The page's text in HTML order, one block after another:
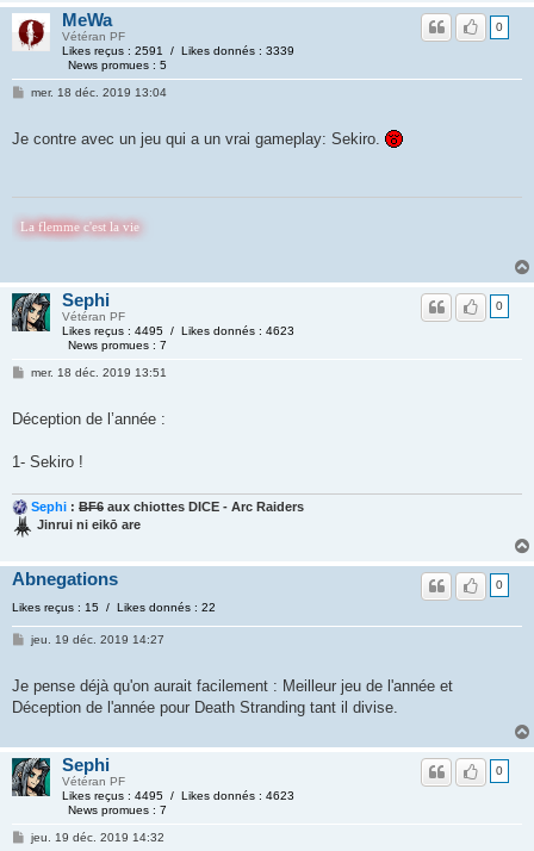
MeWa
Vétéran PF
Likes reçus : 2591 / Likes donnés : 3339
News promues : 5
0
mer. 18 déc. 2019 13:04
Je contre avec un jeu qui a un vrai gameplay: Sekiro.
c'est la vie
Sephi
Vétéran PF
Likes reçus : 4495 / Likes donnés : 4623
News promues : 7
0
mer. 18 déc. 2019 13:51
Déception de l’année :
1- Sekiro !
Sephi : BF6 aux chiottes DICE - Arc Raiders
Jinrui ni eikō are
Abnegations
Likes reçus : 15 / Likes donnés : 22
0
jeu. 19 déc. 2019 14:27
Je pense déjà qu'on aurait facilement : Meilleur jeu de l'année et
Déception de l'année pour Death Stranding tant il divise.
Sephi
Vétéran PF
Likes reçus : 4495 / Likes donnés : 4623
News promues : 7
0
jeu. 19 déc. 2019 14:32